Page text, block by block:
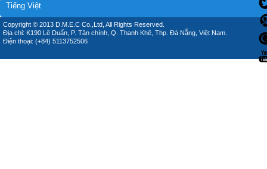
Tiếng Việt
Copyright © 2013 D.M.E.C Co.,Ltd, All Rights Reserved.
Địa chỉ: K190 Lê Duẩn, P. Tân chính, Q. Thanh Khê, Thp. Đà Nẵng, Việt Nam.
Điện thoại: (+84) 5113752506